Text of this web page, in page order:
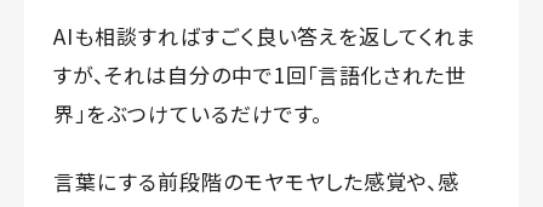
AIも相談すればすごく良い答えを返してくれま
すが、それは自分の中で1回「言語化された世
界」をぶつけているだけです。
言葉にする前段階のモヤモヤした感覚や、感